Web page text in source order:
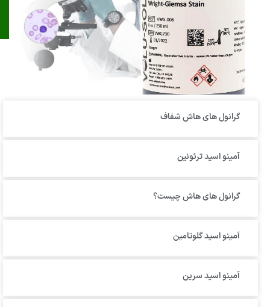
گرانول‌ های هاش شفاف
آمینو اسید ترئونین
گرانول های هاش چیست؟
آمینو اسید گلوتامین
آمینو اسید سرین